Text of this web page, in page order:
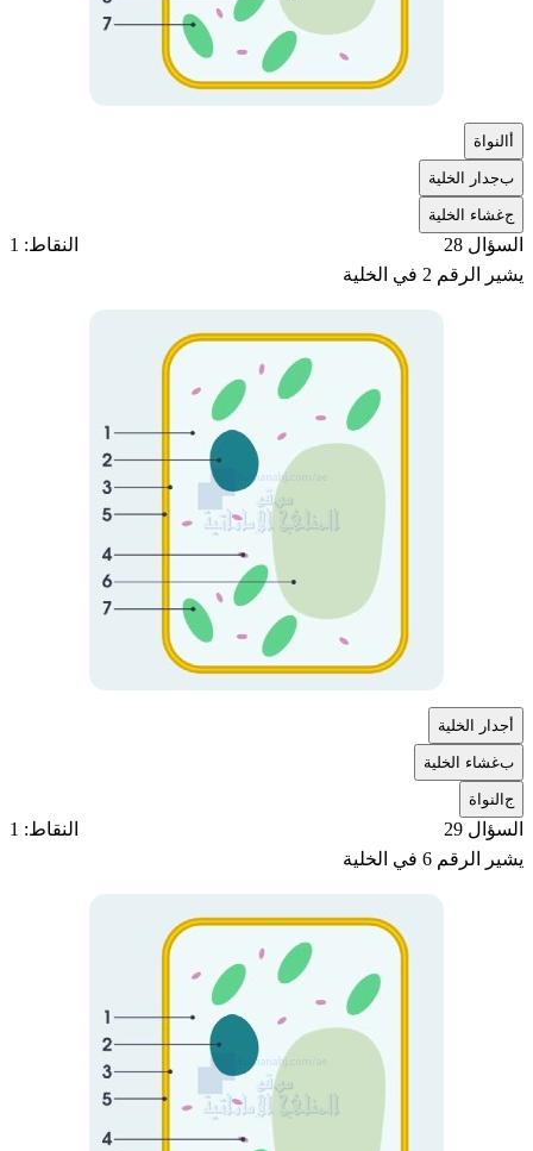
النواة
بجدار الخلية
جغشاء الخلية
السؤال 28
النقاط: 1
يشير الرقم 2 في الخلية
جدار الخلية
بغشاء الخلية
جالنواة
السؤال 29
النقاط: 1
يشير الرقم 6 في الخلية